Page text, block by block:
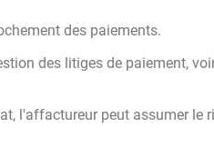
des paiements.
des litiges de paiement,
l'affactureur peut assumer le